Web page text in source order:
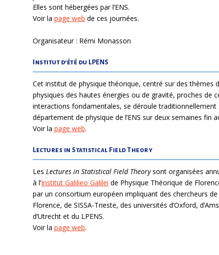
Elles sont hébergées par l’ENS.
Voir lapage web de ces journées.
Organisateur : Rémi Monasson
Institut d’été du LPENS
Cet institut de physique théorique, centré sur des thèmes
physiques des hautes énergies ou de gravité, proches de
interactions fondamentales, se déroule traditionnellement
département de physique de l’ENS sur deux semaines fin
Voir lapage web.
Lectures in Statistical Field Theory
Les Lectures in Statistical Field Theorysont organisées
à l’Institut Galilieo Galilei de Physique Théorique de
par un consortium européen impliquant des chercheurs
Florence, de SISSA-Trieste, des universités d’Oxford,
d’Utrecht et du LPENS.
Voir lapage web.